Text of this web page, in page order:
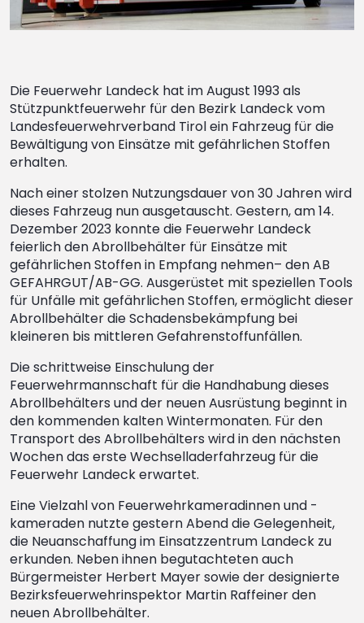
Die Feuerwehr Landeck hat im August 1993 als
Stützpunktfeuerwehr für den Bezirk Landeck vom
Landesfeuerwehrverband Tirol ein Fahrzeug für die
Bewältigung von Einsätze mit gefährlichen Stoffen
erhalten.
Nach einer stolzen Nutzungsdauer von 30 Jahren wird
dieses Fahrzeug nun ausgetauscht. Gestern, am 14.
Dezember 2023 konnte die Feuerwehr Landeck
feierlich den Abrollbehälter für Einsätze mit
gefährlichen Stoffen in Empfang nehmen– den AB
GEFAHRGUT/AB-GG. Ausgerüstet mit speziellen Tools
für Unfälle mit gefährlichen Stoffen, ermöglicht dieser
Abrollbehälter die Schadensbekämpfung bei
kleineren bis mittleren Gefahrenstoffunfällen.
Die schrittweise Einschulung der
Feuerwehrmannschaft für die Handhabung dieses
Abrollbehälters und der neuen Ausrüstung beginnt in
den kommenden kalten Wintermonaten. Für den
Transport des Abrollbehälters wird in den nächsten
Wochen das erste Wechselladerfahrzeug für die
Feuerwehr Landeck erwartet.
Eine Vielzahl von Feuerwehrkameradinnen und -
kameraden nutzte gestern Abend die Gelegenheit,
die Neuanschaffung im Einsatzzentrum Landeck zu
erkunden. Neben ihnen begutachteten auch
Bürgermeister Herbert Mayer sowie der designierte
Bezirksfeuerwehrinspektor Martin Raffeiner den
neuen Abrollbehälter.